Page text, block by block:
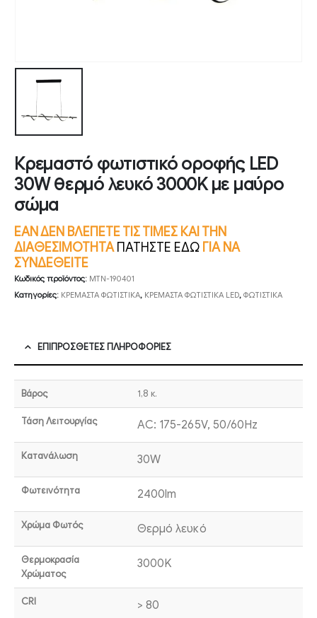
Κρεμαστό φωτιστικό οροφής LED
30W θερμό λευκό 3000K με μαύρο
σώμα
ΕΑΝ ΔΕΝ ΒΛΕΠΕΤΕ ΤΙΣ ΤΙΜΕΣ ΚΑΙ ΤΗΝ
ΔΙΑΘΕΣΙΜΟΤΗΤΑ ΠΑΤΗΣΤΕ ΕΔΩ ΓΙΑ ΝΑ
ΣΥΝΔΕΘΕΙΤΕ
Κωδικός προϊόντος: MTN-190401
Κατηγορίες: ΚΡΕΜΑΣΤΑ ΦΩΤΙΣΤΙΚΑ, ΚΡΕΜΑΣΤΑ ΦΩΤΙΣΤΙΚΑ LED, ΦΩΤΙΣΤΙΚΑ
ΕΠΙΠΡΌΣΘΕΤΕΣ ΠΛΗΡΟΦΟΡΊΕΣ
Βάρος 1,8 κ.
Τάση Λειτουργίας AC: 175-265V, 50/60Hz
Κατανάλωση 30W
Φωτεινότητα 2400lm
Χρώμα Φωτός Θερμό λευκό
Θερμοκρασία
Χρώματος
3000K
CRI > 80